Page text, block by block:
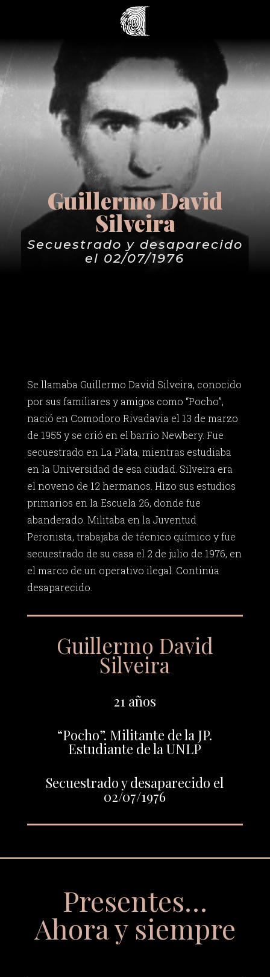
Guillermo David
Silveira
Secuestrado y desaparecido
el 02/07/1976
Se llamaba Guillermo David Silveira, conocido
por sus familiares y amigos como “Pocho”,
nació en Comodoro Rivadavia el 13 de marzo
de 1955 y se crió en el barrio Newbery. Fue
secuestrado en La Plata, mientras estudiaba
en la Universidad de esa ciudad. Silveira era
el noveno de 12 hermanos. Hizo sus estudios
primarios en la Escuela 26, donde fue
abanderado. Militaba en la Juventud
Peronista, trabajaba de técnico químico y fue
secuestrado de su casa el 2 de julio de 1976, en
el marco de un operativo ilegal. Continúa
desaparecido.
Guillermo David
Silveira
21 años
“Pocho”. Militante de la JP.
Estudiante de la UNLP
Secuestrado y desaparecido el
02/07/1976
Presentes…
Ahora y siempre